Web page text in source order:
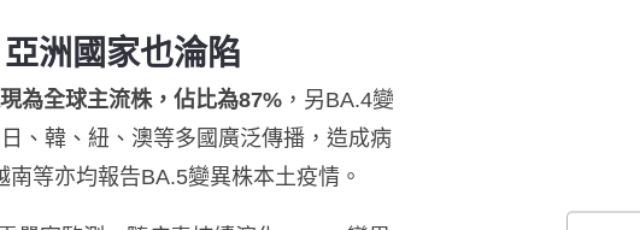
洲國家也淪陷
為全球主流株，佔比為87% ，另BA.4變
、韓、紐、澳等多國廣泛傳播，造成病
等亦均報告BA.5變異株本土疫情。